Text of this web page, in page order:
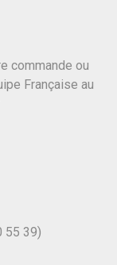
commande ou
Française au
55 39)